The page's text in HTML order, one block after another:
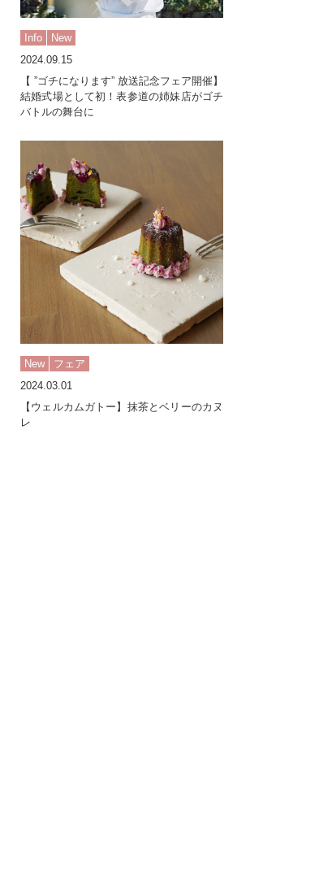
Info
New
2024.09.15
【 ”ゴチになります” 放送記念フェア開催】
結婚式場として初！表参道の姉妹店がゴチ
バトルの舞台に
New
フェア
2024.03.01
【ウェルカムガトー】抹茶とベリーのカヌ
レ